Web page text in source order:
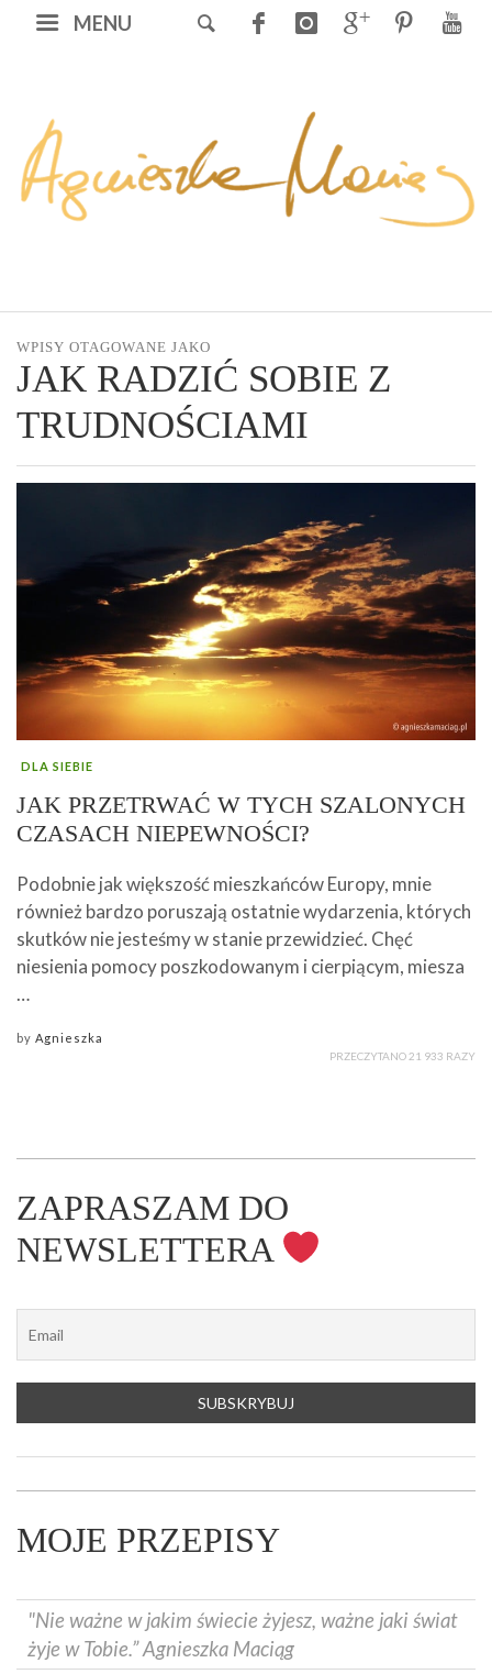
MENU
WPISY OTAGOWANE JAKO
JAK RADZIĆ SOBIE Z
TRUDNOŚCIAMI
DLA SIEBIE
JAK PRZETRWAĆ W TYCH SZALONYCH
CZASACH NIEPEWNOŚCI?
Podobnie jak większość mieszkańców Europy, mnie
również bardzo poruszają ostatnie wydarzenia, których
skutków nie jesteśmy w stanie przewidzieć. Chęć
niesienia pomocy poszkodowanym i cierpiącym, miesza
…
by Agnieszka
PRZECZYTANO 21 933 RAZY
ZAPRASZAM DO
NEWSLETTERA
MOJE PRZEPISY
"Nie ważne w jakim świecie żyjesz, ważne jaki świat
żyje w Tobie.” Agnieszka Maciąg